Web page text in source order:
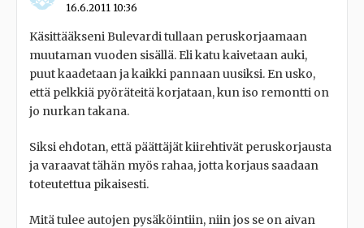
16.6.2011 10:36
Käsittääkseni Bulevardi tullaan peruskorjaamaan
muutaman vuoden sisällä. Eli katu kaivetaan auki,
puut kaadetaan ja kaikki pannaan uusiksi. En usko,
että pelkkiä pyöräteitä korjataan, kun iso remontti on
jo nurkan takana.
Siksi ehdotan, että päättäjät kiirehtivät peruskorjausta
ja varaavat tähän myös rahaa, jotta korjaus saadaan
toteutettua pikaisesti.
Mitä tulee autojen pysäköintiin, niin jos se on aivan